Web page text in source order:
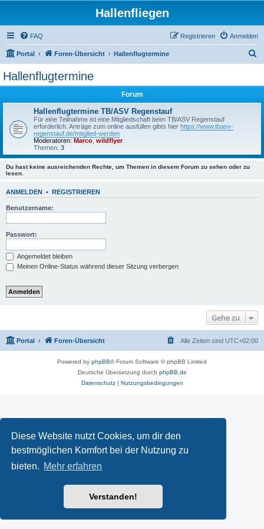
Diese Website nutzt Cookies, um dir den
bestmöglichen Komfort bei der Nutzung zu
bieten. Mehr erfahren
Verstanden!
Hallenfliegen
FAQ Anmelden
Registrieren
Portal Foren-Übersicht Hallenflugtermine
Hallenflugtermine
Forum
Hallenflugtermine TB/ASV Regenstauf
Für eine Teilnahme ist eine Mitgliedschaft beim TB/ASV Regenstauf
erforderlich. Anträge zum online ausfüllen gibts hier https://www.tbasv-
regenstauf.de/mitglied-werden
Moderatoren: Marco wildflyer
Themen: 3
Du hast keine ausreichenden Rechte, um Themen in diesem Forum zu sehen oder zu
lesen.
ANMELDEN • REGISTRIEREN
Benutzername:
Passwort:
Angemeldet bleiben
Meinen Online-Status während dieser Sitzung verbergen
Gehe zu
Portal Foren-Übersicht Alle Zeiten sind UTC+02:00
Powered by phpBB® Forum Software © phpBB Limited
Deutsche Übersetzung durch phpBB.de
Datenschutz| Nutzungsbedingungen